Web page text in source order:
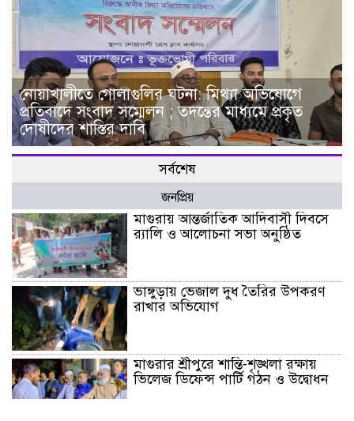
নোয়াখালীতে গোলাগুলির ঘটনা: মিথ্যা অভিযোগে
প্রতিবাদে সংবাদ সম্মেলন ; তদন্তের মাধ্যমে প্রকৃত
দোষীদের শাস্তির দাবি
সর্বশেষ
জনপ্রিয়
মাগুরায় আন্তর্জাতিক আদিবাসী দিবসে
র‍্যালি ও আলোচনা সভা অনুষ্ঠিত
ভাঙ্গুড়ায় ভেজাল দুধ তৈরির উপকরণ
রাখার অভিযোগ
মাগুরার শ্রীপুরে শান্তি-শৃঙ্খলা রক্ষায়
ভিলেজ ডিফেন্স পার্টি গঠন ও উদ্বোধন